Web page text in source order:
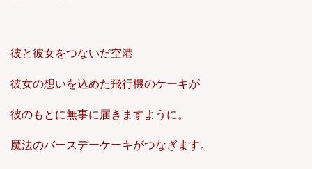
彼と彼女をつないだ空港
彼女の想いを込めた飛行機のケーキが
彼のもとに無事に届きますように。
魔法のバースデーケーキがつなぎます。